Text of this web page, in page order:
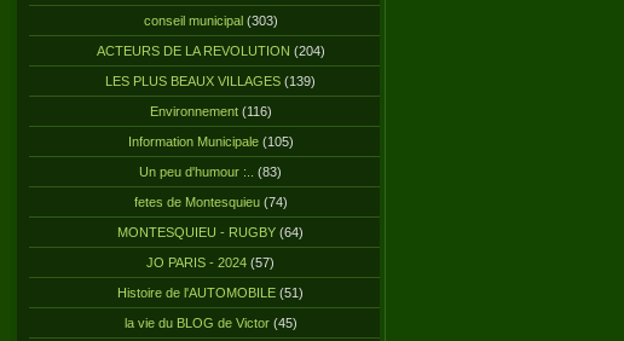
conseil municipal(303)
ACTEURS DE LA REVOLUTION (204)
LES PLUS BEAUX VILLAGES (139)
Environnement(116)
Information Municipale(105)
Un peu d'humour :.. (83)
fetes de Montesquieu(74)
MONTESQUIEU - RUGBY (64)
JO PARIS - 2024 (57)
Histoire de l'AUTOMOBILE (51)
la vie du BLOG de Victor(45)